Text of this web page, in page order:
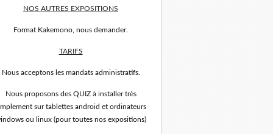
NOS AUTRES EXPOSITIONS
Format Kakemono, nous demander.
TARIFS
Nous acceptons les mandats administratifs.
Nous proposons des QUIZ à installer très
sur tablettes android et ordinateurs
ou linux (pour toutes nos expositions)